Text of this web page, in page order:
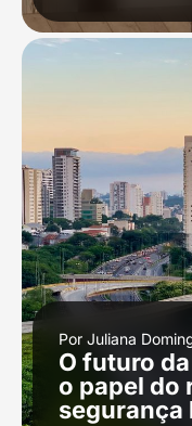
Por Juliana
O futuro
o papel do
segurança